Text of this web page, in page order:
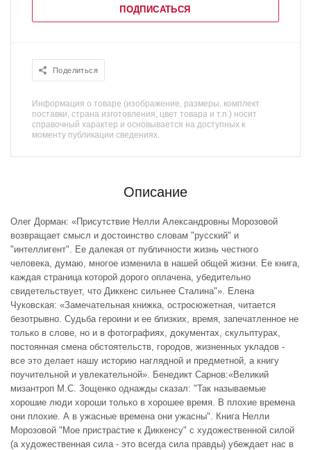
ПОДПИСАТЬСЯ
Поделиться
Информация о товаре (изображение, размеры, комплект
поставки, страна изготовления, цвет товара и т.п.) носит
справочный характер и основывается на доступных к
моменту публикации сведениях.
Описание
Олег Дорман: «Присутствие Нелли Александровны Морозовой
возвращает смысл и достоинство словам "русский" и
"интеллигент". Ее далекая от публичности жизнь честного
человека, думаю, многое изменила в нашей общей жизни. Ее книга,
каждая страница которой дорого оплачена, убедительно
свидетельствует, что Диккенс сильнее Сталина"». Елена
Чуковская: «Замечательная книжка, остросюжетная, читается
безотрывно. Судьба героини и ее близких, время, запечатленное не
только в слове, но и в фотографиях, документах, скульптурах,
постоянная смена обстоятельств, городов, жизненных укладов -
все это делает нашу историю наглядной и предметной, а книгу
поучительной и увлекательной». Бенедикт Сарнов:«Великий
мизантроп М.С. Зощенко однажды сказал: "Так называемые
хорошие люди хороши только в хорошее время. В плохие времена
они плохие. А в ужасные времена они ужасны". Книга Нелли
Морозовой "Мое пристрастие к Диккенсу" с художественной силой
(а художественная сила - это всегда сила правды) убеждает нас в